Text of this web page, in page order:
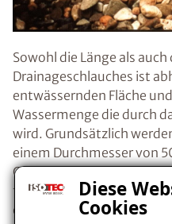
Diese
Cookies
Sowohl die Länge als
Drainageschlauches ist
entwässernden Fläche
Wassermenge die durch
wird. Grundsätzlich
einem Durchmesser von
Grössen, die sich unter
für eine ordnungsgemäss
empfehlenswert.